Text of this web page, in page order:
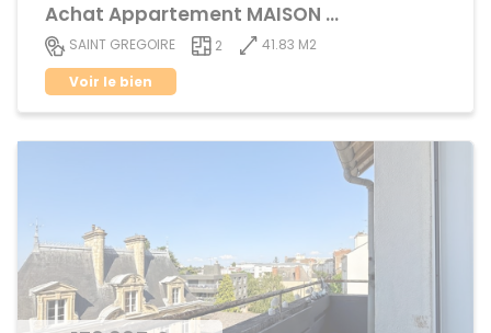
Achat Appartement MAISON BLANCHE
SAINT GREGOIRE 2
41.83 M2
Voir le bien